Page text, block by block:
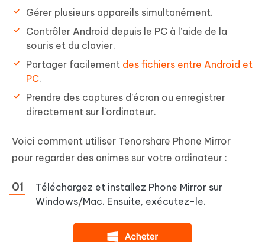
Gérer plusieurs appareils simultanément.
Contrôler Android depuis le PC à l’aide de la
souris et du clavier.
Partager facilement des fichiers entre Android et
PC.
Prendre des captures d’écran ou enregistrer
directement sur l'ordinateur.
Voici comment utiliser Tenorshare Phone Mirror
pour regarder des animes sur votre ordinateur :
Téléchargez et installez Phone Mirror sur
Windows/Mac. Ensuite, exécutez-le.